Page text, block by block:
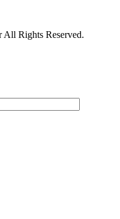
Rights Reserved.